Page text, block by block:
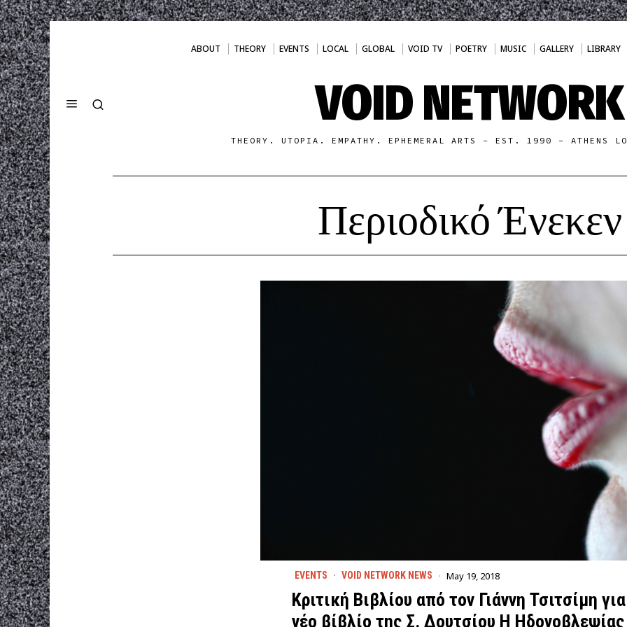
ABOUT THEORY EVENTS LOCAL GLOBAL VOID TV POETRY MUSIC GALLERY LIBRARY
VOID NETWORK
THEORY. UTOPIA. EMPATHY. EPHEMERAL ARTS - EST. 1990 - ATHENS
Περιοδικό Ένεκεν
EVENTS · VOID NETWORK NEWS May 19, 2018
Κριτική Βιβλίου από τον Γιάννη Τσιτσίμη
νέο βίβλίο της Σ. Δουτσίου Η Ηδονοβλεψίας